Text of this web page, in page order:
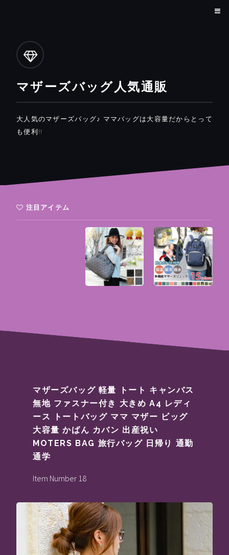
マザーズバッグ人気通販
大人気のマザーズバッグ♪ ママバッグは大容量だからとって
も便利!!
注目アイテム
マザーズバッグ 軽量 トート キャンバス
無地 ファスナー付き 大きめ A4 レディ
ース トートバッグ ママ マザー ビッグ
大容量 かばん カバン 出産祝い
MOTERS BAG 旅行バッグ 日帰り 通勤
通学
Item Number 18